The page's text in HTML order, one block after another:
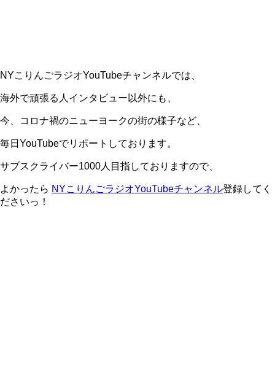
NYこりんごラジオYouTubeチャンネルでは、
海外で頑張る人インタビュー以外にも、
今、コロナ禍のニューヨークの街の様子など、
毎日YouTubeでリポートしております。
サブスクライバー1000人目指しておりますので、
よかったら NYこりんごラジオYouTubeチャンネル登録してく
ださいっ！